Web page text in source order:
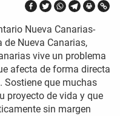
Nueva Canarias-
de Nueva Canarias,
vive un problema
afecta de forma directa
Sostiene que muchas
proyecto de vida y que
sin margen